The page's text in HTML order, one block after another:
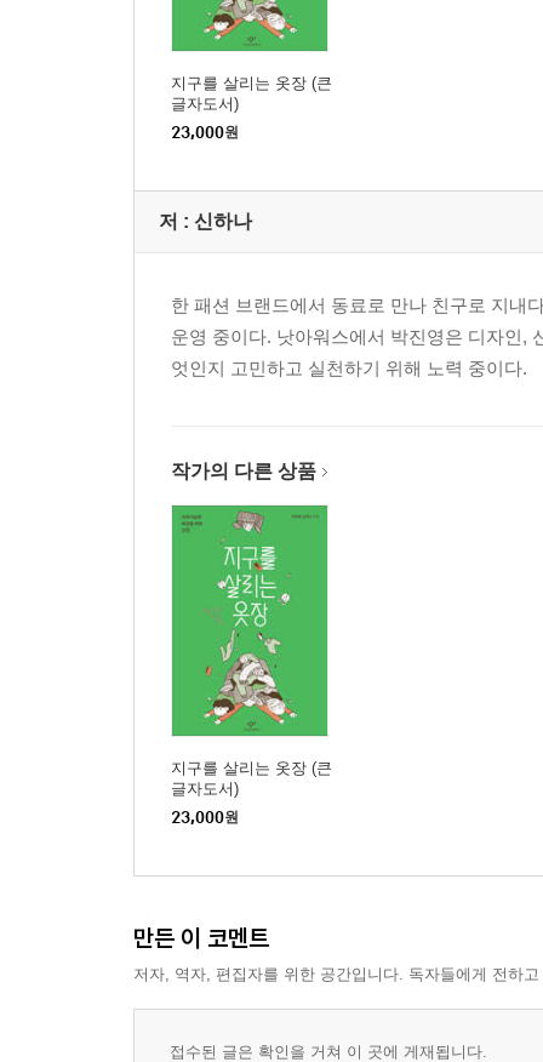
지구를 살리는 옷장 (큰
글자도서)
23,000원
저 : 신하나
한 패션 브랜드에서 동료로 만나 친구로 지내
운영 중이다. 낫아워스에서 박진영은 디자인,
엇인지 고민하고 실천하기 위해 노력 중이다.
작가의 다른 상품
지구를 살리는 옷장 (큰
글자도서)
23,000원
만든 이 코멘트
저자, 역자, 편집자를 위한 공간입니다. 독자들에게 전하
접수된 글은 확인을 거쳐 이 곳에 게재됩니다.